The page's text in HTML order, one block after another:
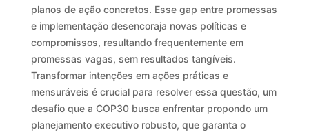
planos de ação concretos. Esse gap entre promessas
e implementação desencoraja novas políticas e
compromissos, resultando frequentemente em
promessas vagas, sem resultados tangíveis.
Transformar intenções em ações práticas e
mensuráveis é crucial para resolver essa questão, um
desafio que a COP30 busca enfrentar propondo um
planejamento executivo robusto, que garanta o